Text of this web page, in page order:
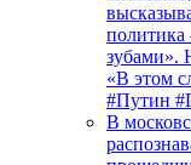
политика
зубами».
«В этом
#Путин
В